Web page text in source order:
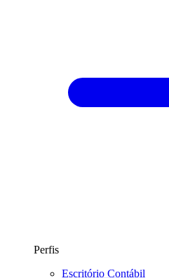
Perfis
Escritório Contábil